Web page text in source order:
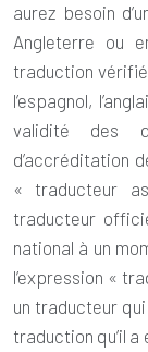
aurez besoin
Angleterre ou
traduction
l’espagnol,
validité des
d’accréditation
« traducteur
traducteur
national à un
l’expression «
un traducteur
traduction qu’il